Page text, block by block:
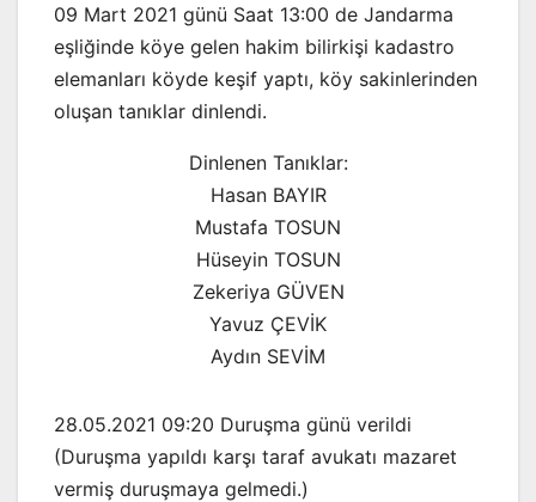
09 Mart 2021 günü Saat 13:00 de Jandarma
eşliğinde köye gelen hakim bilirkişi kadastro
elemanları köyde keşif yaptı, köy sakinlerinden
oluşan tanıklar dinlendi.
Dinlenen Tanıklar:
Hasan BAYIR
Mustafa TOSUN
Hüseyin TOSUN
Zekeriya GÜVEN
Yavuz ÇEVİK
Aydın SEVİM
28.05.2021 09:20 Duruşma günü verildi
(Duruşma yapıldı karşı taraf avukatı mazaret
vermiş duruşmaya gelmedi.)